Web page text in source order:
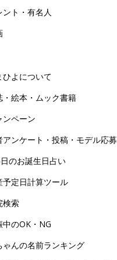
ント・有名人
ひよについて
・絵本・ムック書籍
ンペーン
アンケート・投稿・モデル応募
のお誕生日占い
予定日計算ツール
検索
中のOK・NG
ゃんの名前ランキング